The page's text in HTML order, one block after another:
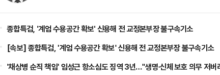
종합특검, '계엄 수용공간 확보' 신용해 전 교정본부장 불구속기소
[속보] 종합특검, '계엄 수용공간 확보' 신용해 전 교정본부장 불구속기소
'채상병 순직 책임' 임성근 항소심도 징역 3년…"생명·신체 보호 의무 저버